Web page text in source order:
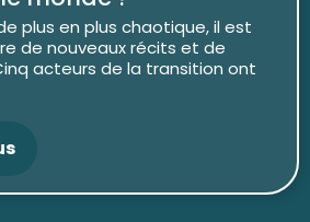
plus en plus chaotique, il est
de nouveaux récits et de
acteurs de la transition ont